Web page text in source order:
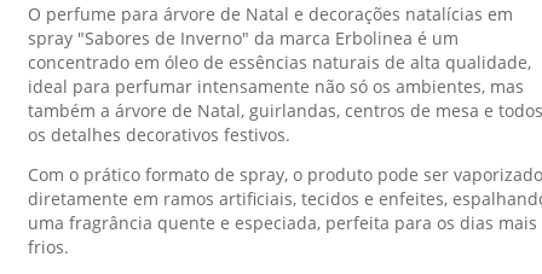
O perfume para árvore de Natal e decorações natalícias em
spray "Sabores de Inverno" da marca Erbolinea é um
concentrado em óleo de essências naturais de alta qualidade,
ideal para perfumar intensamente não só os ambientes, mas
também a árvore de Natal, guirlandas, centros de mesa e todos
os detalhes decorativos festivos.
Com o prático formato de spray, o produto pode ser vaporizado
diretamente em ramos artificiais, tecidos e enfeites,
uma fragrância quente e especiada, perfeita para os dias mais
frios.